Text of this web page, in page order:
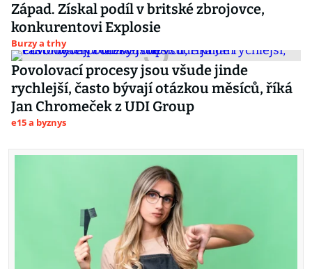
Západ. Získal podíl v britské zbrojovce,
konkurentovi Explosie
Burzy a trhy
Povolovací procesy jsou všude jinde
rychlejší, často bývají otázkou měsíců, říká
Jan Chromeček z UDI Group
e15 a byznys